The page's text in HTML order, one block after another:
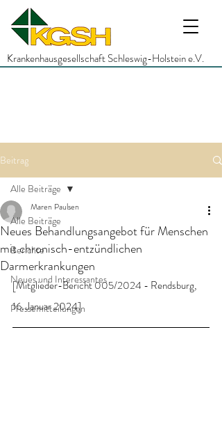
Krankenhausgesellschaft Schleswig-Holstein e.V.
Beitrag
Alle Beiträge
Berichte
Neues und Interessantes
Pressemitteilungen
Alle Beiträge
Neues Behandlungsangebot für Menschen
mit chronisch-entzündlichen
Darmerkrankungen
Maren Paulsen
[Mitglieder-Bericht 005/2024 - Rendsburg,
16. Januar 2024]